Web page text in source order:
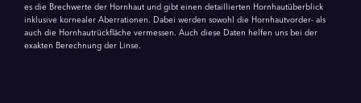
es die Brechwerte der Hornhaut und gibt einen detaillierten Hornhautüberblick
inklusive kornealer Aberrationen. Dabei werden sowohl die Hornhautvorder- als
auch die Hornhautrückfläche vermessen. Auch diese Daten helfen uns bei der
exakten Berechnung der Linse.